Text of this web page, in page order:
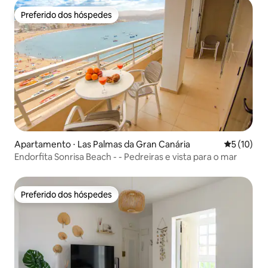
Preferido dos hóspedes
Preferido dos hóspedes
Apartamento ⋅ Las Palmas da Gran Canária 5 de uma
5 (10)
Endorfita Sonrisa Beach - - Pedreiras e vista para o mar
Preferido dos hóspedes
Preferido dos hóspedes